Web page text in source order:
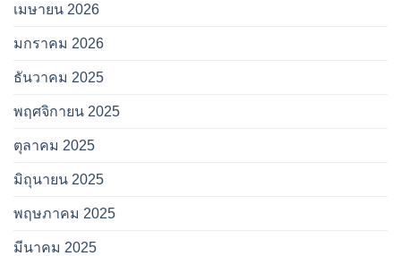
เมษายน 2026
มกราคม 2026
ธันวาคม 2025
พฤศจิกายน 2025
ตุลาคม 2025
มิถุนายน 2025
พฤษภาคม 2025
มีนาคม 2025